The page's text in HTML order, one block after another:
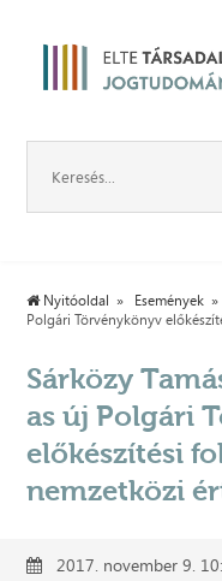
Nyitóoldal Események
Polgári Törvénykönyv
Sárközy
as új Polgári
előkészítési
nemzetközi
2017. november 9.